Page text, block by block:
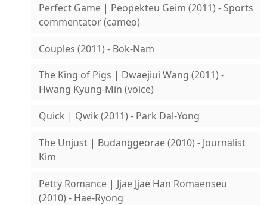
Perfect Game | Peopekteu Geim (2011) - Sports
commentator (cameo)
Couples (2011) - Bok-Nam
The King of Pigs | Dwaejiui Wang (2011) -
Hwang Kyung-Min (voice)
Quick | Qwik (2011) - Park Dal-Yong
The Unjust | Budanggeorae (2010) - Journalist
Kim
Petty Romance | Jjae Jjae Han Romaenseu
(2010) - Hae-Ryong